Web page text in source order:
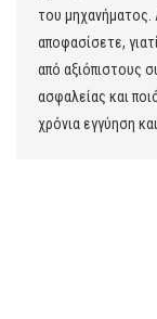
του μηχανήματος.
αποφασίσετε,
από αξιόπιστους
ασφαλείας και
χρόνια εγγύηση